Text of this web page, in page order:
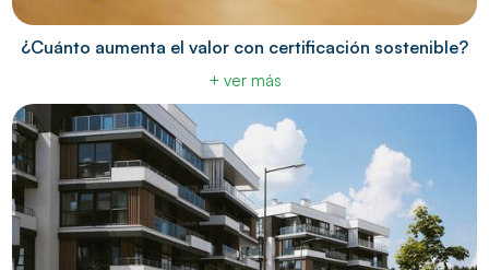
¿Cuánto aumenta el valor con certificación sostenible?
+ ver más